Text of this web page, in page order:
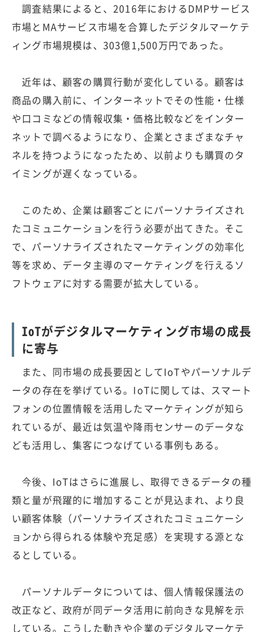
調査結果によると、2016年におけるDMPサービス
市場とMAサービス市場を合算したデジタルマーケテ
ィング市場規模は、303億1,500万円であった。
近年は、顧客の購買行動が変化している。顧客は
商品の購入前に、インターネットでその性能・仕様
や口コミなどの情報収集・価格比較などをインター
ネットで調べるようになり、企業とさまざまなチャ
ネルを持つようになったため、以前よりも購買のタ
イミングが遅くなっている。
このため、企業は顧客ごとにパーソナライズされ
たコミュニケーションを行う必要が出てきた。そこ
で、パーソナライズされたマーケティングの効率化
等を求め、データ主導のマーケティングを行えるソ
フトウェアに対する需要が拡大している。
IoTがデジタルマーケティング市場の成長
に寄与
また、同市場の成長要因としてIoTやパーソナルデ
ータの存在を挙げている。IoTに関しては、スマート
フォンの位置情報を活用したマーケティングが知ら
れているが、最近は気温や降雨センサーのデータな
ども活用し、集客につなげている事例もある。
今後、IoTはさらに進展し、取得できるデータの種
類と量が飛躍的に増加することが見込まれ、より良
い顧客体験（パーソナライズされたコミュニケーシ
ョンから得られる体験や充足感）を実現する源とな
るとしている。
パーソナルデータについては、個人情報保護法の
改正など、政府が同データ活用に前向きな見解を示
している。こうした動きや企業のデジタルマーケテ